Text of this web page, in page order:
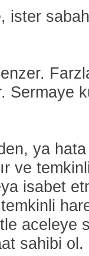
ister
Sermaye
ya
ve
isabet
aceleye
sahibi